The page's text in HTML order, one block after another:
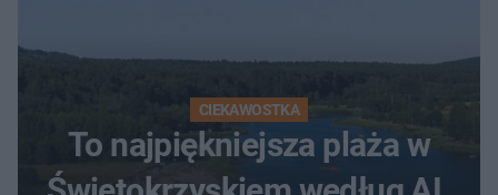
CIEKAWOSTKA
To najpiękniejsza plaża w